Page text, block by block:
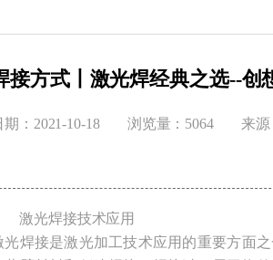
接方式丨激光焊经典之选--创
期：2021-10-18 浏览量：5064 来源
激光焊接技术应用
光焊接是激光加工技术应用的重要方面